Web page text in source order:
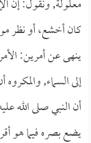
معلولة, ونقول: إن
كان أخشع، أو نظر
ينهى عن أمرين:
إلى السماء,
أن النبي صلى الله
يضع بصره فيما هو